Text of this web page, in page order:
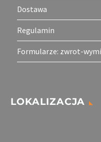
Dostawa
Regulamin
Formularze: zwrot-
LOKALIZACJA